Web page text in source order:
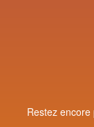
Restez